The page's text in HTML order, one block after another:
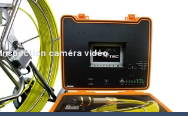
Inspection caméra vidéo